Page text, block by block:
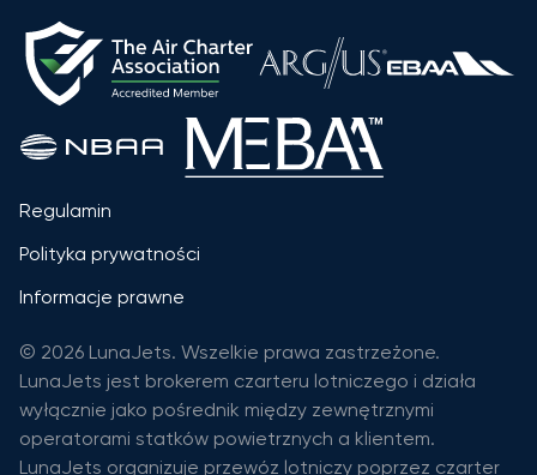
Regulamin
Polityka prywatności
Informacje prawne
© 2026 LunaJets. Wszelkie prawa zastrzeżone.
LunaJets jest brokerem czarteru lotniczego i działa
wyłącznie jako pośrednik między zewnętrznymi
operatorami statków powietrznych a klientem.
LunaJets organizuje przewóz lotniczy poprzez czarter